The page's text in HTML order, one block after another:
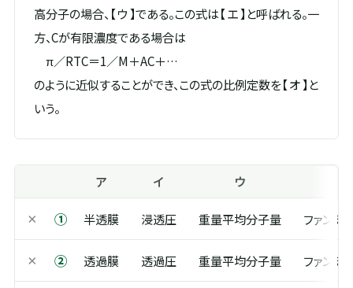
高分子の場合、【 ウ 】である。この式は【 エ 】と呼ばれる。一
方、Cが有限濃度である場合は
π／RTC＝1／M＋AC＋…
のように近似することができ、この式の比例定数を【 オ 】と
いう。
ア イ ウ
× ① 半透膜 浸透圧 重量平均分子量 ファンデ
× ② 透過膜 透過圧 重量平均分子量 ファンデ